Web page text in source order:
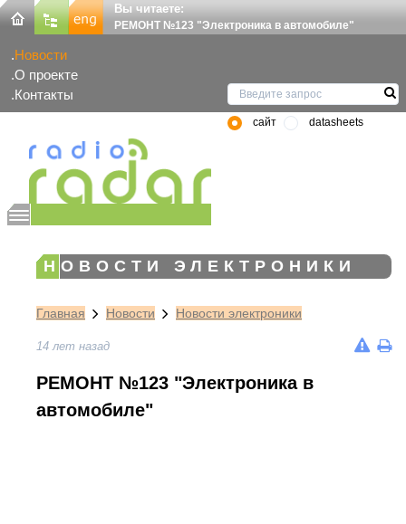
Вы читаете:
РЕМОНТ №123 "Электроника в автомобиле"
Новости
О проекте
Контакты
сайт datasheets
НОВОСТИ ЭЛЕКТРОНИКИ
Главная Новости Новости электроники
14 лет назад
РЕМОНТ №123 "Электроника в
автомобиле"